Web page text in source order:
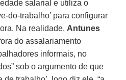
salarial e utiliza o
do-trabalho’ para configurar
Na realidade, Antunes
do assalariamento
informais, no
sob o argumento de que